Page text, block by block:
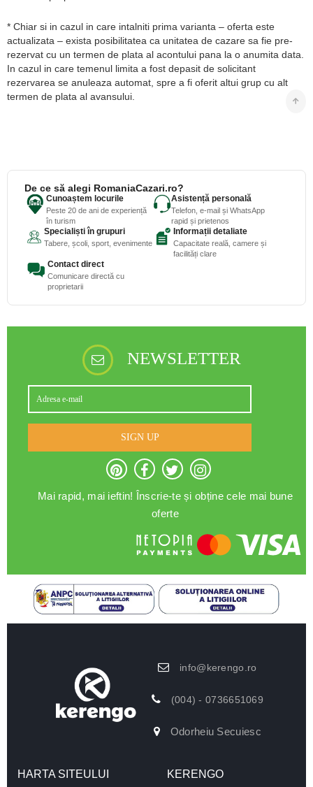
* Chiar si in cazul in care intalniti prima varianta – oferta este
actualizata – exista posibilitatea ca unitatea de cazare sa fie pre-
rezervat cu un termen de plata al acontului pana la o anumita data.
In cazul in care temenul limita a fost depasit de solicitant
rezervarea se anuleaza automat, spre a fi oferit altui grup cu alt
termen de plata al avansului.
De ce să alegi RomaniaCazari.ro?
Cunoaștem locurile
Peste 20 de ani de experiență
în turism
Asistență personală
Telefon, e-mail și WhatsApp
rapid și prietenos
Specialiști în grupuri
Tabere, școli, sport, evenimente
Informații detaliate
Capacitate reală, camere și
facilități clare
Contact direct
Comunicare directă cu
proprietarii
NEWSLETTER
SIGN UP
Mai rapid, mai ieftin! Înscrie-te și obține cele mai bune
oferte
info@kerengo.ro
(004) - 0736651069
Odorheiu Secuiesc
HARTA SITEULUI KERENGO